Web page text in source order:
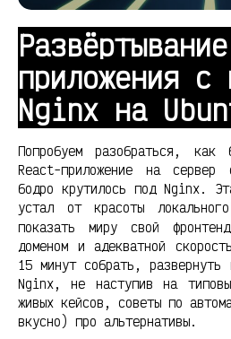
приложения с
Nginx на
Попробуем разобраться, как
React-приложение на
бодро крутилось под Nginx.
устал от красоты
показать миру свой
доменом и адекватной
15 минут собрать,
Nginx, не наступив на
живых кейсов, советы по
вкусно) про альтернативы.